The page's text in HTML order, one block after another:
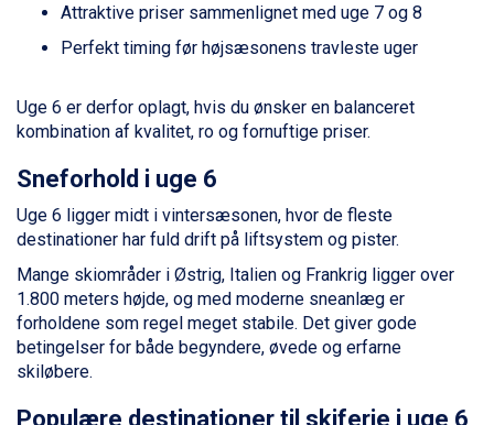
Cervinia fra DKK 5.295
Bad Hofgastein fra DKK 5.495
Passo Tonale fra DKK 3.795
Sölden fra DKK 8.445
Champoluc fra DKK 3.795
Wagrain fra DKK 4.645
Ischgl fra DKK 7.095
Fieberbrunn fra DKK 6.145
St. Anton fra DKK 7.245
Zell am See fra DKK 4.095
Livigno fra DKK 4.145
Canazei fra DKK 4.745
Ponte di Legno fra DKK 4.745
Bad Gastein fra DKK 4.195
Attraktive priser sammenlignet med uge 7 og 8
Perfekt timing før højsæsonens travleste uger
Uge 6 er derfor oplagt, hvis du ønsker en balanceret
kombination af kvalitet, ro og fornuftige priser.
Sneforhold i uge 6
Uge 6 ligger midt i vintersæsonen, hvor de fleste
destinationer har fuld drift på liftsystem og pister.
Mange skiområder i Østrig, Italien og Frankrig ligger over
1.800 meters højde, og med moderne sneanlæg er
forholdene som regel meget stabile. Det giver gode
betingelser for både begyndere, øvede og erfarne
skiløbere.
Populære destinationer til skiferie i uge 6